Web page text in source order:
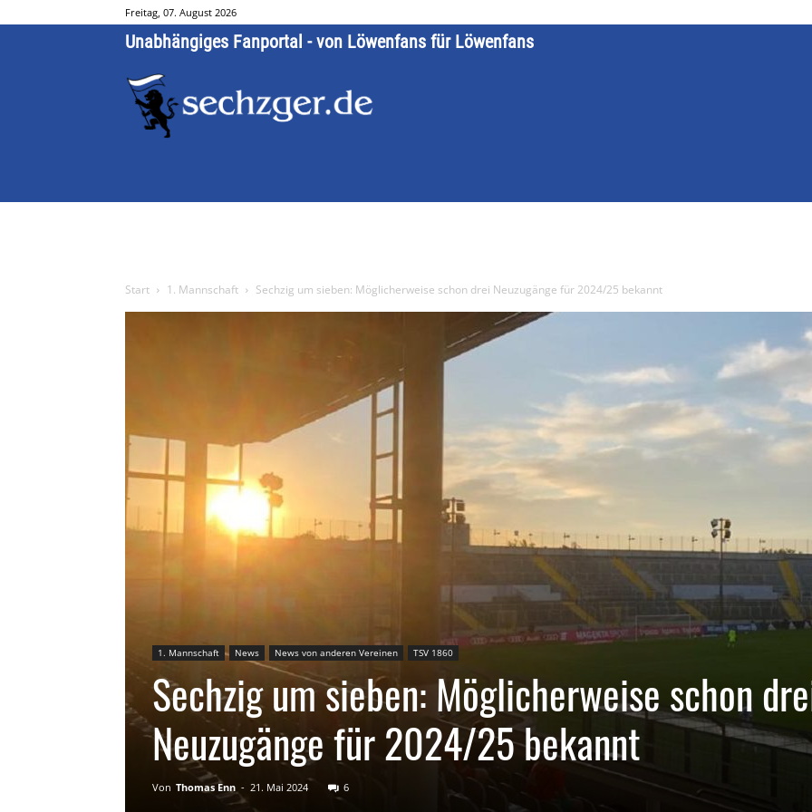
Freitag, 07. August 2026
Unabhängiges Fanportal - von Löwenfans für Löwenfans
Start 1. Mannschaft Sechzig um sieben: Möglicherweise schon drei Neuzugänge für 2024/25 bekannt
1. Mannschaft News News von anderen Vereinen TSV 1860
Sechzig um sieben: Möglicherweise schon
Neuzugänge für 2024/25 bekannt
Von Thomas Enn - 21. Mai 2024 6